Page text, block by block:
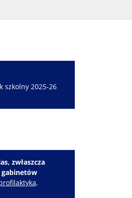
szkolny 2025-26
zwłaszcza
gabinetów